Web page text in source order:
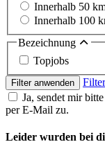
Innerhalb 50
Innerhalb 100
Bezeichnung
Topjobs
Filter anwenden
Ja, sendet mir
per E-Mail zu.
Leider wurden bei